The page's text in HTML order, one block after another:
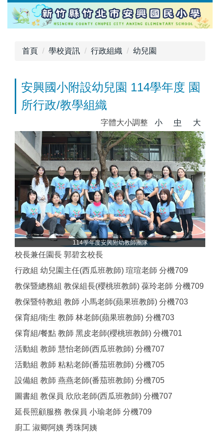
主
首頁 學校資訊 行政組織 幼兒園
安興國小附設幼兒園 114學年度 園
所行政/教學組織
字體大小調整 小 中 大
114學年度安興附幼教師團隊
校長兼任園長 郭碧玄校長
行政組 幼兒園主任(西瓜班教師) 瑄瑄老師 分機709
教保暨總務組 教保組長(櫻桃班教師) 葆玲老師 分機709
教保暨特教組 教師 小馬老師(蘋果班教師) 分機703
保育組/衛生 教師 林老師(蘋果班教師) 分機703
保育組/餐點 教師 黑皮老師(櫻桃班教師) 分機701
活動組 教師 慧怡老師(西瓜班教師) 分機707
活動組 教師 粘粘老師(番茄班教師) 分機705
設備組 教師 燕燕老師(番茄班教師) 分機705
圖書組 教保員 欣欣老師(西瓜班教師) 分機707
延長照顧服務 教保員 小瑜老師 分機709
廚工 淑卿阿姨 秀珠阿姨